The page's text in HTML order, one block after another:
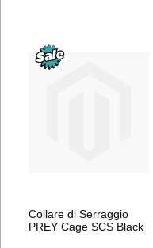
Collare di Serraggio
PREY Cage SCS Black